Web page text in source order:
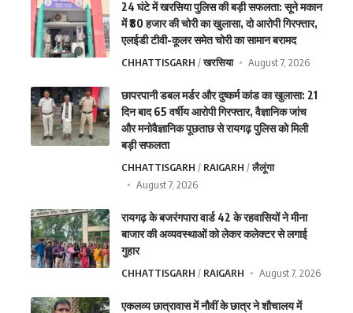
24 घंटे में खरसिया पुलिस की बड़ी सफलता: सूने मकान
में ₹80 हजार की चोरी का खुलासा, दो आरोपी गिरफ्तार,
एलईडी टीवी-कूलर समेत चोरी का सामान बरामद
CHHATTISGARH खरसिया August 7, 2026
छापरपानी डबल मर्डर और दुष्कर्म कांड का खुलासा: 21
दिन बाद 65 वर्षीय आरोपी गिरफ्तार, वैज्ञानिक जांच
और मनोवैज्ञानिक पूछताछ से रायगढ़ पुलिस को मिली
बड़ी सफलता
CHHATTISGARH RAIGARH
लैलूंगा
August 7, 2026
रायगढ़ के बजरंगपारा वार्ड 42 के रहवासियों ने मीना
बाजार की अव्यवस्थाओं को लेकर कलेक्टर से लगाई
गुहार
CHHATTISGARH RAIGARH August 7, 2026
एकलव्य छात्रावास में नौवीं के छात्र ने शौचालय में